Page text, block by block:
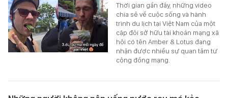
Thời gian gần đây, những video
chia sẻ về cuộc sống và hành
trình du lịch tại Việt Nam của một
cặp đôi sở hữu tài khoản mạng xã
hội có tên Amber & Lotus đang
nhận được nhiều sự quan tâm từ
cộng đồng mạng.